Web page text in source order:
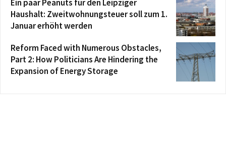
Ein paar Peanuts für den Leipziger
Haushalt: Zweitwohnungsteuer soll zum 1.
Januar erhöht werden
Reform Faced with Numerous Obstacles,
Part 2: How Politicians Are Hindering the
Expansion of Energy Storage